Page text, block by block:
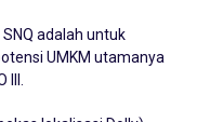
adalah untuk
UMKM utamanya